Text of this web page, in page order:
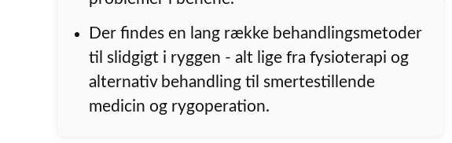
Der findes en lang række behandlingsmetoder
til slidgigt i ryggen - alt lige fra fysioterapi og
alternativ behandling til smertestillende
medicin og rygoperation.